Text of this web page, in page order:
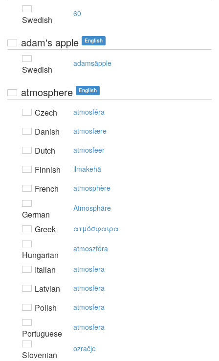
Swedish
60
adam's apple English
Swedish
adamsäpple
atmosphere English
Czech atmosféra
Danish atmosfære
Dutch atmosfeer
Finnish ilmakehä
French atmosphère
German
Atmosphäre
Greek ατμόσφαιρα
Hungarian
atmoszféra
Italian atmosfera
Latvian atmosfēra
Polish atmosfera
Portuguese
atmosfera
Slovenian
ozračje